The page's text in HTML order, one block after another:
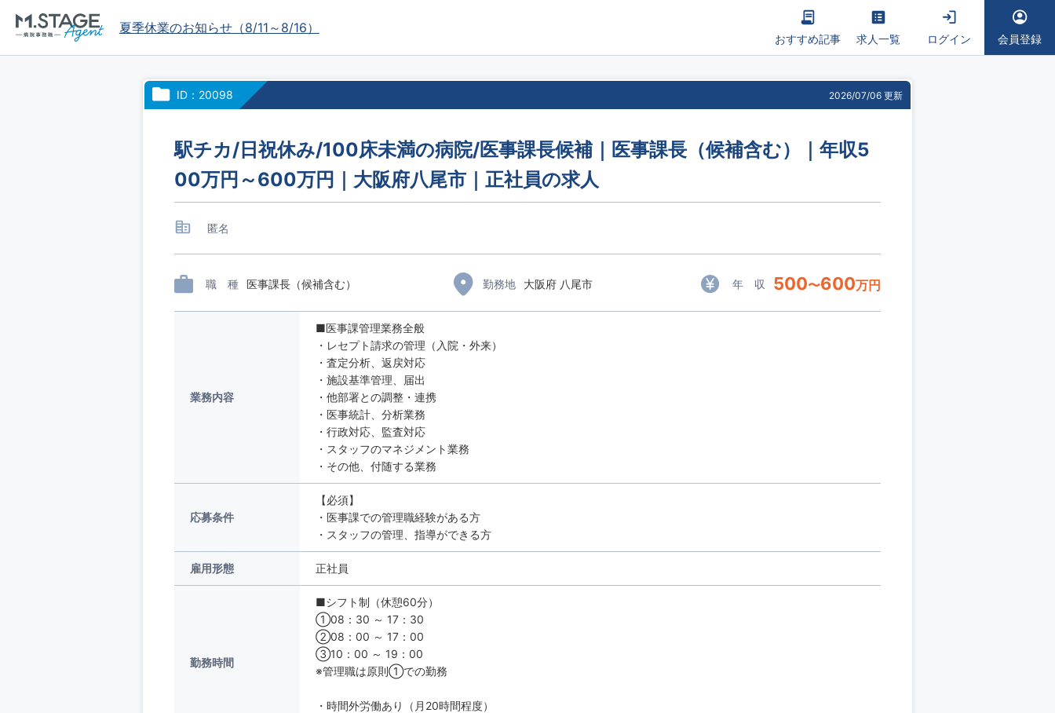
夏季休業のお知らせ（8/11～8/16）
おすすめ記事 求人一覧 ログイン 会員登録
ID：20098 2026/07/06 更新
駅チカ/日祝休み/100床未満の病院/医事課長候補｜医事課長（候補含む）｜年収5
00万円～600万円｜大阪府八尾市｜正社員の求人
匿名
職 種 医事課長（候補含む） 勤務地 大阪府 八尾市 年 収 500〜600万円
業務内容
■医事課管理業務全般
・レセプト請求の管理（入院・外来）
・査定分析、返戻対応
・施設基準管理、届出
・他部署との調整・連携
・医事統計、分析業務
・行政対応、監査対応
・スタッフのマネジメント業務
・その他、付随する業務
応募条件
【必須】
・医事課での管理職経験がある方
・スタッフの管理、指導ができる方
雇用形態 正社員
勤務時間
■シフト制（休憩60分）
①08：30 ～ 17：30
②08：00 ～ 17：00
③10：00 ～ 19：00
※管理職は原則①での勤務
・時間外労働あり（月20時間程度）